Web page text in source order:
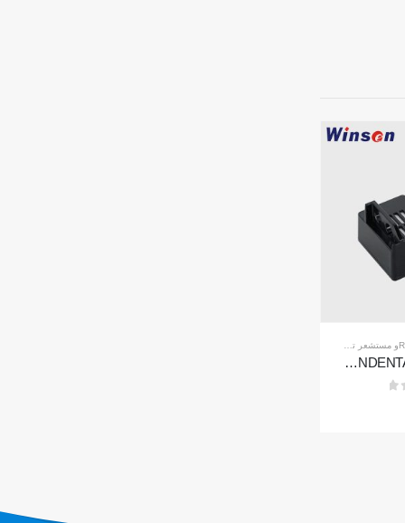
ومستشعر تسرب المبرد R290
ZRT512C-B-BANDENTALANT MODULE | مستشعر غاز NDIR منخفض الجهد لـ R32 ، R454B ، R290 الباردة
البيانات